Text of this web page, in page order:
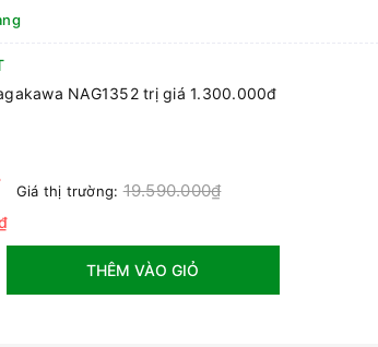
NAG1352 trị giá 1.300.000đ
Giá thị trường:19.590.000₫
THÊM VÀO GIỎ